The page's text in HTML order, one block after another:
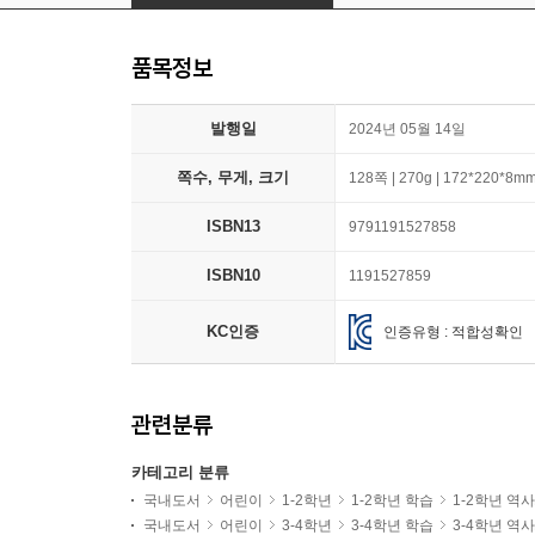
품목정보
발행일 2024년 05월 14일
쪽수, 무게, 크기 128쪽 | 270g |
ISBN13 9791191527858
ISBN10 1191527859
KC인증 인증유형 : 적합성확인
관련분류
카테고리 분류
국내도서 어린이 1-2학년 1-2학년 학습
1-2학년 역사
국내도서
어린이 3-4학년 3-4학년 학습
3-4학년 역사